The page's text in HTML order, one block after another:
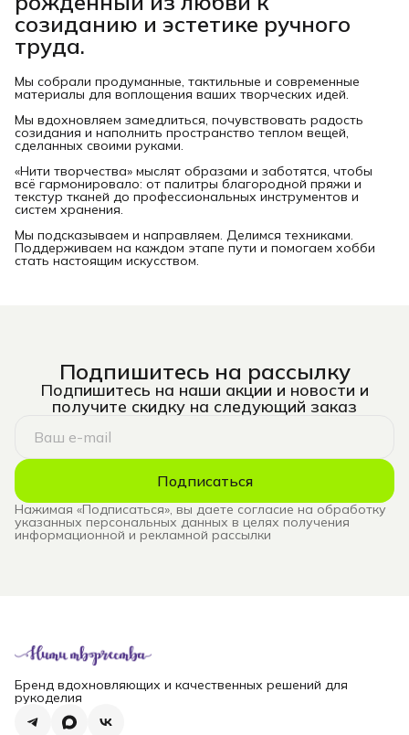
созиданию и эстетике ручного
труда.
Мы собрали продуманные, тактильные и современные
материалы для воплощения ваших творческих идей.
Мы вдохновляем замедлиться, почувствовать радость
созидания и наполнить пространство теплом вещей,
сделанных своими руками.
«Нити творчества» мыслят образами и заботятся, чтобы
всё гармонировало: от палитры благородной пряжи и
текстур тканей до профессиональных инструментов и
систем хранения.
Мы подсказываем и направляем. Делимся техниками.
Поддерживаем на каждом этапе пути и помогаем хобби
стать настоящим искусством.
Подпишитесь на рассылку
Подпишитесь на наши акции и новости и
получите скидку на следующий заказ
Подписаться
Нажимая «Подписаться», вы даете согласие на обработку
указанных персональных данных в целях получения
информационной и рекламной рассылки
Бренд вдохновляющих и качественных решений для
рукоделия